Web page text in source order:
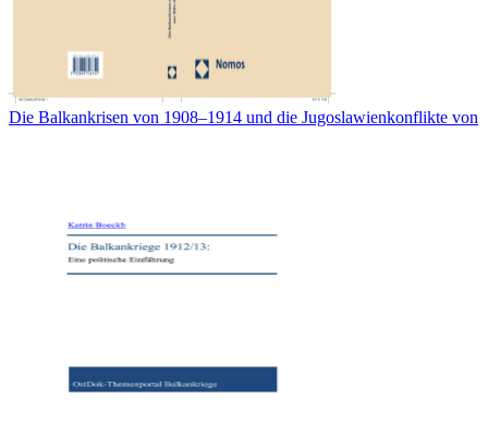
Die Balkankrisen von 1908–1914 und die Jugoslawienkonflikte von